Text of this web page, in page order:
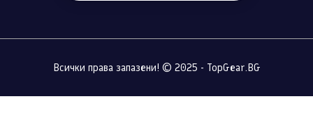
Всички права запазени! © 2025 - TopGear.BG